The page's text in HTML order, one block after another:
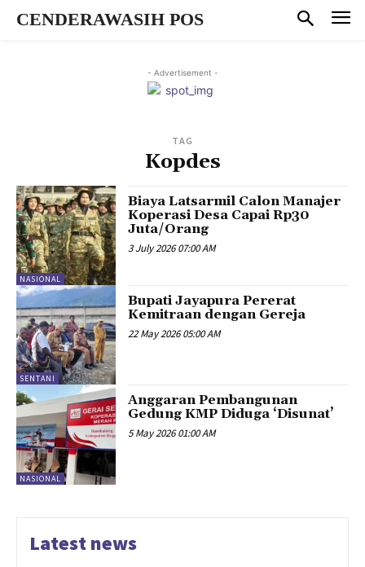
CENDERAWASIH POS
- Advertisement -
TAG
Kopdes
NASIONAL
Biaya Latsarmil Calon Manajer
Koperasi Desa Capai Rp30
Juta/Orang
3 July 2026 07:00 AM
SENTANI
Bupati Jayapura Pererat
Kemitraan dengan Gereja
22 May 2026 05:00 AM
NASIONAL
Anggaran Pembangunan
Gedung KMP Diduga ‘Disunat’
5 May 2026 01:00 AM
Latest news